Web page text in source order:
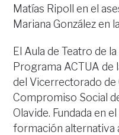
Matías Ripoll en el
Mariana González en
El Aula de Teatro de
Programa ACTUA de
del Vicerrectorado de
Compromiso Social
Olavide. Fundada en
formación alternativa